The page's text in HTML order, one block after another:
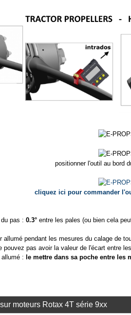
positionner l'outil au bord
cliquez ici pour commander
pas : 0.3°entre les pales (ou bien cela
allumé pendant les mesures du calage de
pouvez pas avoir la valeur de l'écart entre
: le mettre dans sa poche entre les
moteurs Rotax 4T série 9xx